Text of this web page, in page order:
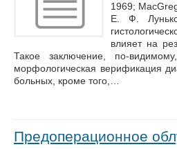
1969;
Е. Ф.
влияет на
Такое заключение, по-
морфологическая верификация
больных, кроме того,…
Предоперационное